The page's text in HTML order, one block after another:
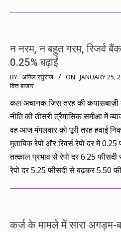
न नरम, न बहुत गरम, रिजर्व बैंक
0.25% बढ़ाईं
2011-
01-
25
BY: अनिल रघुराज ON: JANUARY 25,
वित्त बाजार
कल अचानक जिस तरह की कयासबाज़ी
नीति की तीसरी त्रैमासिक समीक्षा में
वह आज मंगलवार को पूरी तरह हवाई
मुताबिक रेपो और रिवर्स रेपो दर में
तत्काल प्रभाव से रेपो दर 6.25
रेपो दर 5.25 फीसदी से बढ़कर 5.50
कर्ज के मामले में सारा अगड़म-